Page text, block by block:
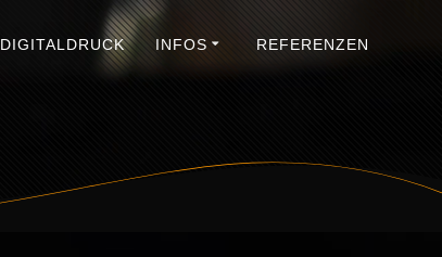
DIGITALDRUCK INFOS REFERENZEN